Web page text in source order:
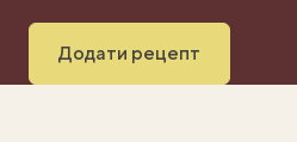
Додати рецепт